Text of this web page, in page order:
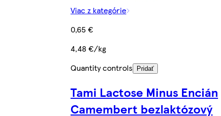
Viac z kategórie
0,65 €
4,48 €/kg
Quantity controls
Pridať
Tami Lactose Minus Encián
Camembert bezlaktózový